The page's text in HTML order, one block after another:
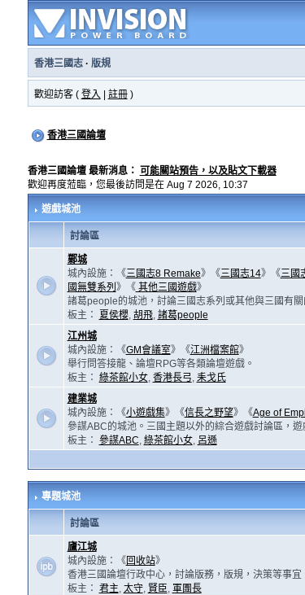
香港三國志· 版規
歡迎訪客 ( 登入 註冊)
香港三國論壇
香港三國論壇 最新消息： 可能關站預告，以及貼文下載器
歡迎再度蒞臨，您最後訪問是在 Aug 7 2026, 10:37
遊戲城池
討論區
鄴城
城內設施：《三國志8 Remake》《三國志14》《三國
國無雙系列 》《其他三國遊戲》
諸葛people的城池，討論三國志系列或其他與三國有關
板主：
夏侯櫻, 胡飛, 諸葛people
江州城
城內設施：《GM會議室》《江洲檔案館》
舉行問答接龍、論壇RPG等各類論壇遊戲。
板主： 綠茶館小女, 香港長弓, 耒戈氏
建業城
城內設施：《小遊戲集》《信長之野望》《Age of
參謀ABC的城池。三國主題以外的綜合遊戲討論區，遊
板主： 參謀ABC, 綠茶館小女, 呂遜
專題城池
討論區
廬江城
城內設施：《回收站》
香港三國論壇行政中心，討論版務，版規，決策等事
板主： 君主, 太守, 賢臣, 軍團長